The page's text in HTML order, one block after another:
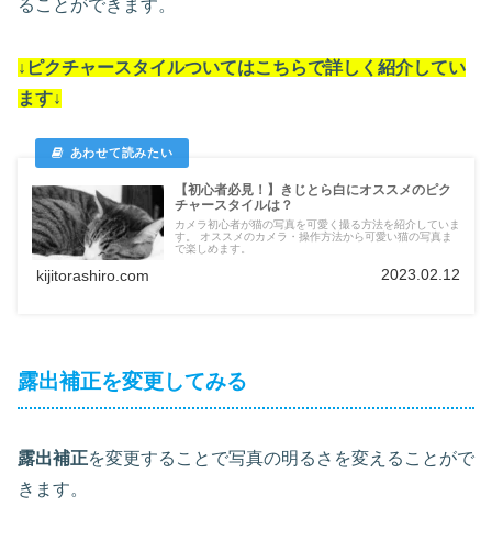
ることができます。
↓ ピクチャースタイルついてはこちらで詳しく紹介してい
ます↓
【初心者必見！】きじとら白にオススメのピク
チャースタイルは？
カメラ初心者が猫の写真を可愛く撮る方法を紹介していま
す。 オススメのカメラ・操作方法から可愛い猫の写真ま
で楽しめます。
kijitorashiro.com 2023.02.12
露出補正を変更してみる
露出補正を変更することで写真の明るさを変えることがで
きます。